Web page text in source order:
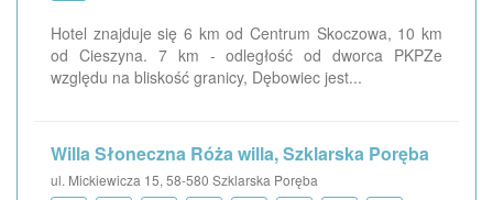
Hotel znajduje się 6 km od Centrum Skoczowa, 10 km
od Cieszyna. 7 km - odległość od dworca PKPZe
względu na bliskość granicy, Dębowiec jest...
Willa Słoneczna Róża willa, Szklarska Poręba
ul. Mickiewicza 15, 58-580 Szklarska Poręba